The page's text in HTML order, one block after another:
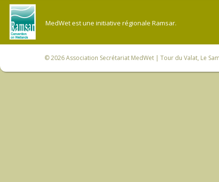
MedWet est une initiative régionale Ramsar.
© 2026Association Secrétariat MedWet | Tour du Valat, Le